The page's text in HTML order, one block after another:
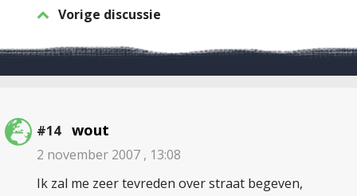
Vorige discussie
#14 wout
2 november 2007 , 13:08
Ik zal me zeer tevreden over straat begeven,